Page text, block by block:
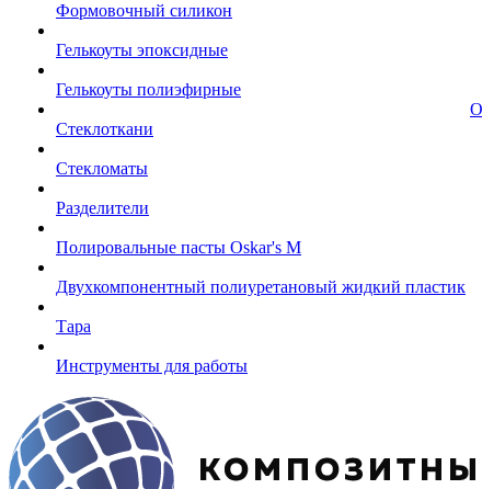
Формовочный силикон
Гелькоуты эпоксидные
Гелькоуты полиэфирные
Стеклоткани
Стекломаты
Разделители
Полировальные пасты Oskar's M
Двухкомпонентный полиуретановый жидкий пластик
Тара
Инструменты для работы